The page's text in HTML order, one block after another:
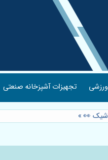
ورزشی تجهیزات آشپزخانه صنعتی
👀
»